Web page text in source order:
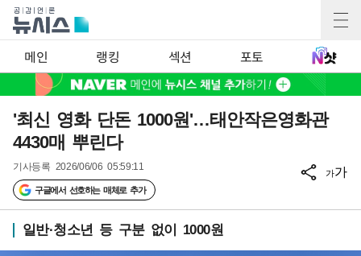
메인 랭킹 섹션 포토
'최신 영화 단돈 1000원'…태안작은영화관
4430매 뿌린다
기사등록 2026/06/06 05:59:11
구글에서 선호하는 매체로 추가
가가
일반·청소년 등 구분 없이 1000원